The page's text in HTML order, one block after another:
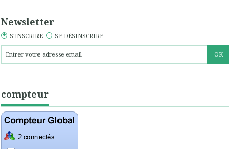
Newsletter
S'INSCRIRE SE DÉSINSCRIRE
compteur